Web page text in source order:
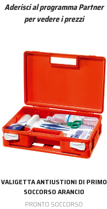
Aderisci al programma Partner
per vedere i prezzi
VALIGETTA ANTIUSTIONI DI PRIMO
SOCCORSO ARANCIO
PRONTO SOCCORSO